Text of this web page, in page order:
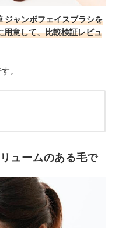
ジャンボフェイスブラシを
意して、比較検証レビュ
。
ュームのある毛で